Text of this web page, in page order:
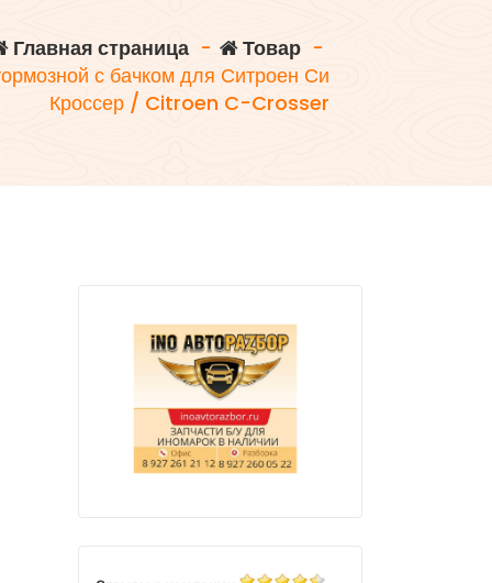
Главная страница - Товар -
с бачком для Ситроен Си
Кроссер / Citroen C-Crosser